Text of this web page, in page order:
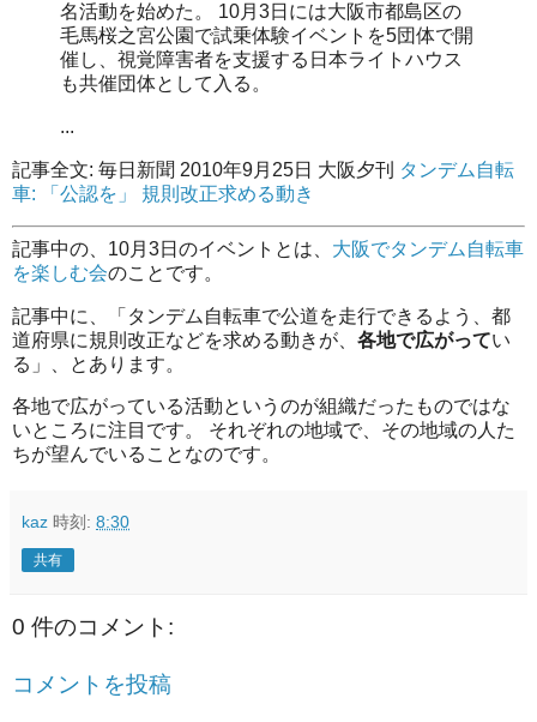
名活動を始めた。 10月3日には大阪市都島区の
毛馬桜之宮公園で試乗体験イベントを5団体で開
催し、視覚障害者を支援する日本ライトハウス
も共催団体として入る。
...
記事全文: 毎日新聞 2010年9月25日 大阪夕刊 タンデム自転
車: 「公認を」 規則改正求める動き
記事中の、10月3日のイベントとは、 大阪でタンデム自転車
を楽しむ会のことです。
記事中に、
タンデム自転車で公道を走行できるよう、都
道府県に規則改正などを求める動きが、 各地で広がってい
る
、とあります。
各地で広がっている活動というのが組織だったものではな
いところに注目です。 それぞれの地域で、その地域の人た
ちが望んでいることなのです。
kaz 時刻: 8:30
共有
0 件のコメント:
コメントを投稿